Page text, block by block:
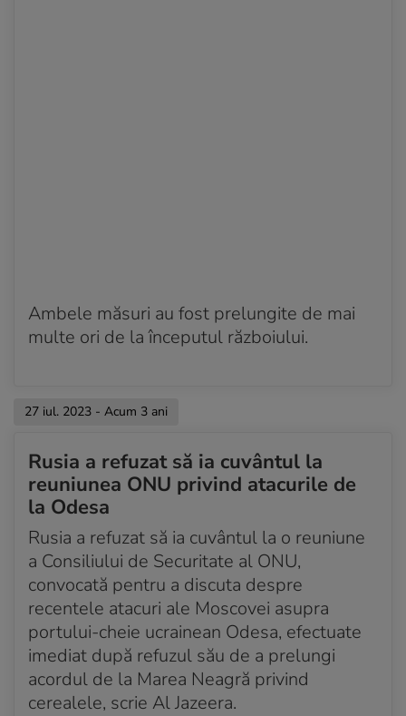
Ambele măsuri au fost prelungite de mai
multe ori de la începutul războiului.
27 iul. 2023 - Acum 3 ani
Rusia a refuzat să ia cuvântul la
reuniunea ONU privind atacurile de
la Odesa
Rusia a refuzat să ia cuvântul la o reuniune
a Consiliului de Securitate al ONU,
convocată pentru a discuta despre
recentele atacuri ale Moscovei asupra
portului-cheie ucrainean Odesa, efectuate
imediat după refuzul său de a prelungi
acordul de la Marea Neagră privind
cerealele, scrie Al Jazeera.